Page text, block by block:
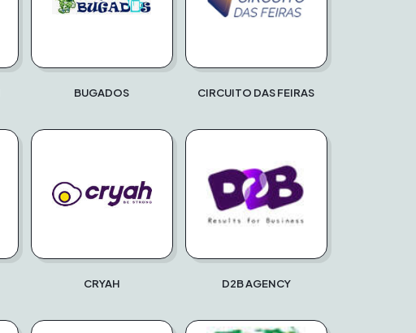
BUGADOS CIRCUITO DAS FEIRAS
CRYAH D2B AGENCY